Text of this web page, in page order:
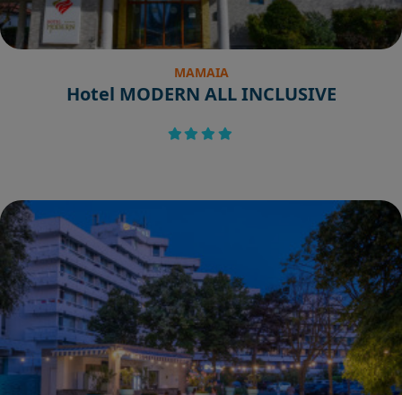
MAMAIA
Hotel MODERN ALL INCLUSIVE